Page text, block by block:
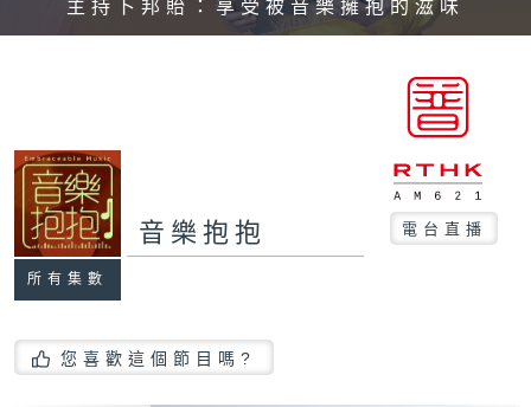
主持卜邦貽：享受被音樂擁抱的滋味
所有集數
音樂抱抱 電台直播
您喜歡這個節目嗎?